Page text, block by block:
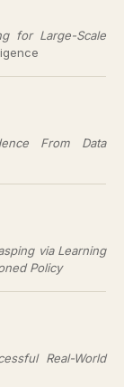
for Large-Scale
From Data
via Learning
Policy
Real-World